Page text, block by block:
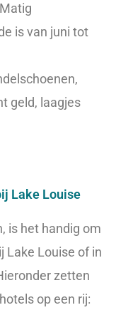
Matig
is van juni tot
geld, laagjes
Lake Louise
is het handig om
Lake Louise of in
zetten
op een rij: